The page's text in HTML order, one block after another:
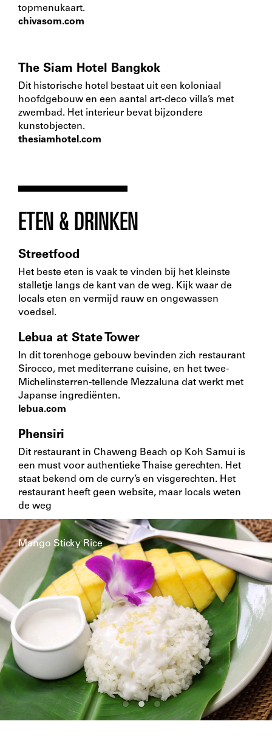
topmenukaart.
chivasom.com
The Siam Hotel Bangkok
Dit historische hotel bestaat uit een koloniaal
hoofdgebouw en een aantal art-deco villa’s met
zwembad. Het interieur bevat bijzondere
kunstobjecten.
thesiamhotel.com
ETEN & DRINKEN
Streetfood
Het beste eten is vaak te vinden bij het kleinste
stalletje langs de kant van de weg. Kijk waar de
locals eten en vermijd rauw en ongewassen
voedsel.
Lebua at State Tower
In dit torenhoge gebouw bevinden zich restaurant
Sirocco, met mediterrane cuisine, en het twee-
Michelinsterren-tellende Mezzaluna dat werkt met
Japanse ingrediënten.
lebua.com
Phensiri
Dit restaurant in Chaweng Beach op Koh Samui is
een must voor authentieke Thaise gerechten. Het
staat bekend om de curry’s en visgerechten. Het
restaurant heeft geen website, maar locals weten
de weg
Mango Sticky Rice